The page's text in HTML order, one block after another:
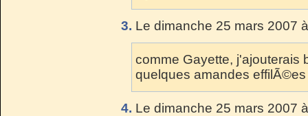
3. Le dimanche 25 mars 2007
comme Gayette, j'ajouterais
quelques amandes
4. Le dimanche 25 mars 2007